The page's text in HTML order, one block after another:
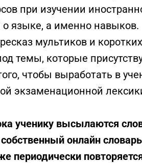
при изучении
о языке, а именно навыков.
мультиков и
темы, которые
чтобы выработать в
экзаменационной
ученику высылаются
онлайн
периодически